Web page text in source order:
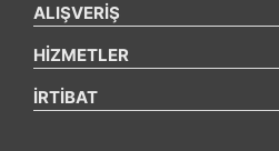
ALIŞVERİŞ
HİZMETLER
İRTİBAT